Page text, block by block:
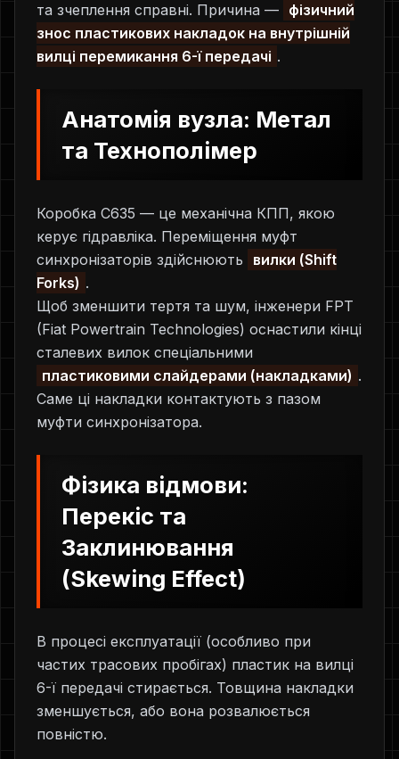
та зчеплення справні. Причина — фізичний
знос пластикових накладок на внутрішній
вилці перемикання 6-ї передачі .
Анатомія вузла: Метал
та Технополімер
Коробка C635 — це механічна КПП, якою
керує гідравліка. Переміщення муфт
синхронізаторів здійснюють
вилки (Shift
Forks) .
Щоб зменшити тертя та шум, інженери FPT
(Fiat Powertrain Technologies) оснастили кінці
сталевих вилок спеціальними
пластиковими слайдерами (накладками) .
Саме ці накладки контактують з пазом
муфти синхронізатора.
Фізика відмови:
Перекіс та
Заклинювання
(Skewing Effect)
В процесі експлуатації (особливо при
частих трасових пробігах) пластик на вилці
6-ї передачі стирається. Товщина накладки
зменшується, або вона розвалюється
повністю.